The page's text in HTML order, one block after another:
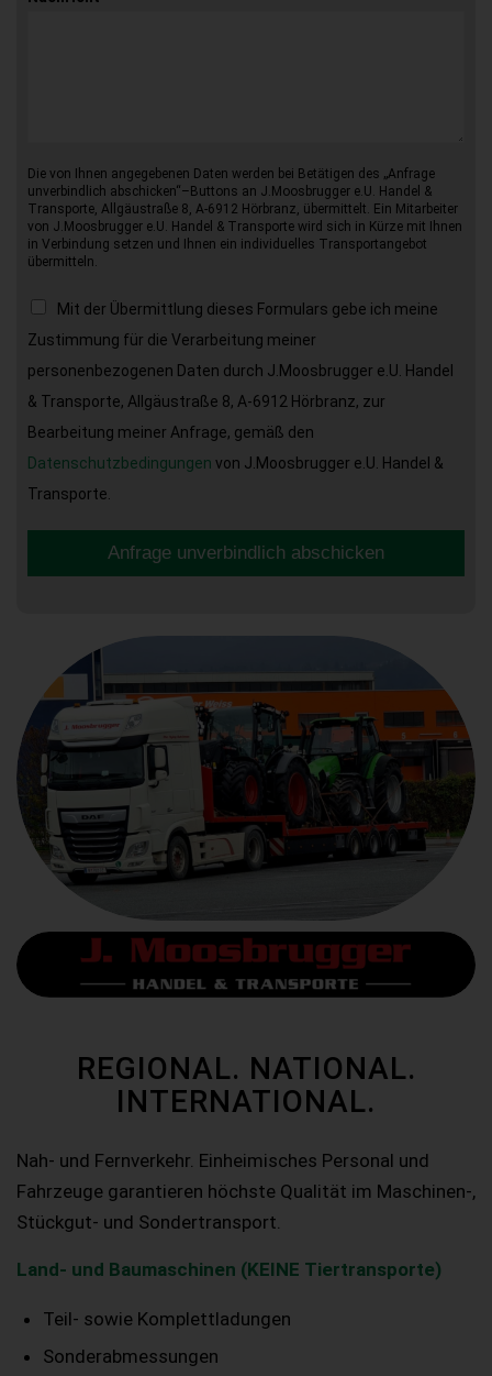
Die von Ihnen angegebenen Daten werden bei Betätigen des „Anfrage
unverbindlich abschicken“–Buttons an J.Moosbrugger e.U. Handel &
Transporte, Allgäustraße 8, A-6912 Hörbranz, übermittelt. Ein Mitarbeiter
von J.Moosbrugger e.U. Handel & Transporte wird sich in Kürze mit Ihnen
in Verbindung setzen und Ihnen ein individuelles Transportangebot
übermitteln.
Mit der Übermittlung dieses Formulars gebe ich meine
Zustimmung für die Verarbeitung meiner
personenbezogenen Daten durch J.Moosbrugger e.U. Handel
& Transporte, Allgäustraße 8, A-6912 Hörbranz, zur
Bearbeitung meiner Anfrage, gemäß den
Datenschutzbedingungen von J.Moosbrugger e.U. Handel &
Transporte.
Anfrage unverbindlich abschicken
REGIONAL. NATIONAL.
INTERNATIONAL.
Nah- und Fernverkehr. Einheimisches Personal und
Fahrzeuge garantieren höchste Qualität im Maschinen-,
Stückgut- und Sondertransport.
Land- und Baumaschinen (KEINE Tiertransporte)
Teil- sowie Komplettladungen
Sonderabmessungen